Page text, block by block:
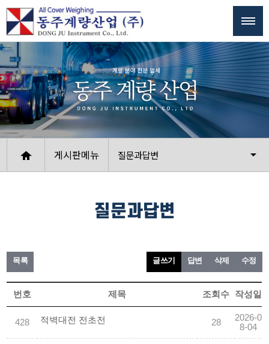
게시판메뉴 질문과답변
질문과답변
목록 수정
삭제
답변
글쓰기
번호 제목 조회수 작성일
428 적벽대전 전초전 28
2026-0
8-04